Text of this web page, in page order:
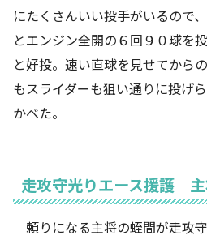
にたくさんいい投手がいるので
とエンジン全開の６回９０球を
と好投。速い直球を見せてから
もスライダーも狙い通りに投げ
かべた。
走攻守光りエース援護
頼りになる主将の蛭間が走攻